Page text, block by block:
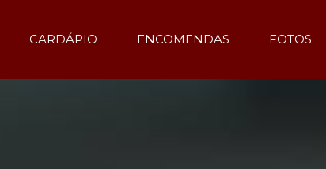
CARDÁPIO ENCOMENDAS FOTOS